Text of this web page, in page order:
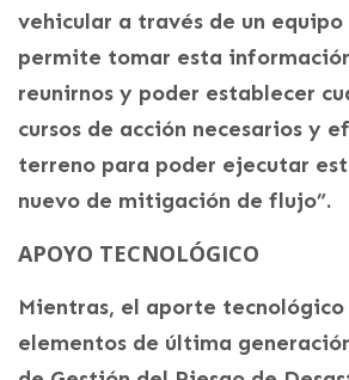
vehicular a través de un equipo
permite tomar esta
reunirnos y poder establecer
cursos de acción necesarios y
terreno para poder ejecutar
nuevo de mitigación de flujo”.
APOYO TECNOLÓGICO
Mientras, el aporte tecnológico
elementos de última